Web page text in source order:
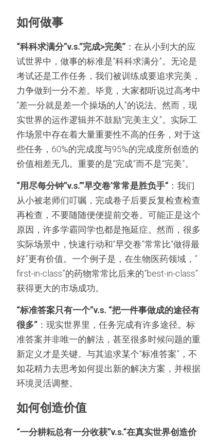
如何做事
“科科求满分”v.s.”完成>完美” ：在从小到大的应
试世界中，做事的标准是“科科求满分”。无论是
考试还是工作任务，我们被训练成要追求完美，
力争做到一分不差。毕竟，大家都听说过高考中
“差一分就是差一个操场的人”的说法。然而，现
实世界的运作逻辑并不鼓励“完美主义”。实际工
作场景中存在着大量重要性不高的任务，对于这
些任务，60%的完成度与95%的完成度所创造的
价值相差无几。重要的是“完成”而不是“完美”。
“用尽每分钟”v.s.”’早交卷’常常是胜负手“ ：我们
从小被老师们叮嘱，完成卷子后要反复检查检查
再检查，不要随随便便提前交卷。可能正是这个
原因，许多学霸同学也都是拖延症。然而，很多
实际场景中，快速行动和“早交卷”常常比“做得最
好”更有价值。一个例子是，在生物医药领域，”
first-in-class”的药物常常比后来的”best-in-class”
获得更大的市场成功。
“标准答案只有一个”v.s. “把一件事做成的途径有
很多” ：现实世界里，任务完成有许多途径。标
准答案并非唯一的解法，甚至很多时候问题的重
新定义才是关键。与其追求某个“标准答案”，不
如花精力去思考如何提出新的解决方案，并根据
环境灵活调整。
如何创造价值
“一分耕耘总有一分收获”v.s.“在真实世界创造价